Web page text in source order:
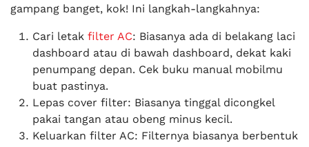
gampang banget, kok! Ini langkah-langkahnya:
Cari letak filter AC: Biasanya ada di belakang laci
dashboard atau di bawah dashboard, dekat kaki
penumpang depan. Cek buku manual mobilmu
buat pastinya.
Lepas cover filter: Biasanya tinggal dicongkel
pakai tangan atau obeng minus kecil.
Keluarkan filter AC: Filternya biasanya berbentuk